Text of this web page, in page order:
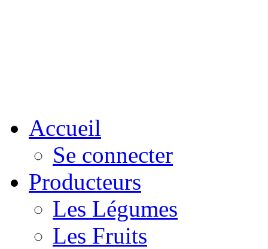
Accueil
Se connecter
Producteurs
Les Légumes
Les Fruits